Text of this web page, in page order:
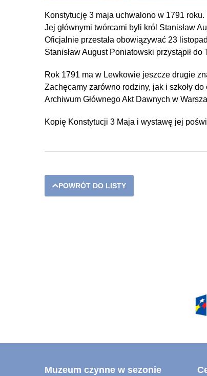
Konstytucję 3 maja uchwalono w 1791
Jej głównymi twórcami byli król Stanisław
Oficjalnie przestała obowiązywać 23
Stanisław August Poniatowski przystąpił do
Rok 1791 ma w Lewkowie jeszcze drugie
Zachęcamy zarówno rodziny, jak i szkoły
Archiwum Głównego Akt Dawnych w
Kopię Konstytucji 3 Maja i wystawę jej
POWRÓT DO LISTY
Muzeum czynne w sezonie